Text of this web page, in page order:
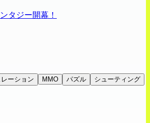
タジー開幕！
ーション MMO パズル
シューティング